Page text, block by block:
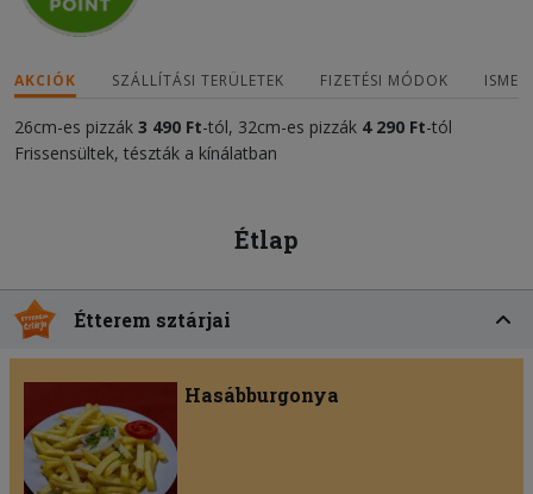
AKCIÓK SZÁLLÍTÁSI TERÜLETEK FIZETÉSI MÓDOK
26cm-es pizzák 3 490 Ft-tól, 32cm-es pizzák 4 290 Ft-tól
Frissensültek, tészták a kínálatban
Étlap
Étterem sztárjai
Hasábburgonya